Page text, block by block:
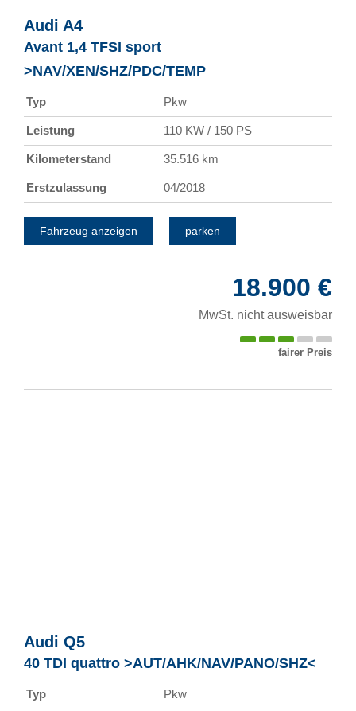
Audi A4
Avant 1,4 TFSI sport
>NAV/XEN/SHZ/PDC/TEMP
Typ Pkw
Leistung 110 KW / 150 PS
Kilometerstand 35.516 km
Erstzulassung 04/2018
Fahrzeug anzeigen parken
18.900 €
MwSt. nicht ausweisbar
fairer Preis
Audi Q5
40 TDI quattro >AUT/AHK/NAV/PANO/SHZ<
Typ Pkw